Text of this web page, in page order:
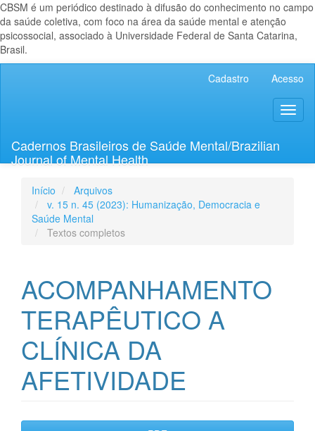
CBSM é um periódico destinado à difusão do conhecimento no campo
da saúde coletiva, com foco na área da saúde mental e atenção
psicossocial, associado à Universidade Federal de Santa Catarina,
Brasil.
Lateral
Cadastro Acesso
Cadernos Brasileiros de Saúde Mental/Brazilian
Journal of Mental Health
Início
Arquivos
v. 15 n. 45 (2023): Humanização, Democracia e
Saúde Mental
Textos completos
ACOMPANHAMENTO
TERAPÊUTICO A
CLÍNICA DA
AFETIVIDADE